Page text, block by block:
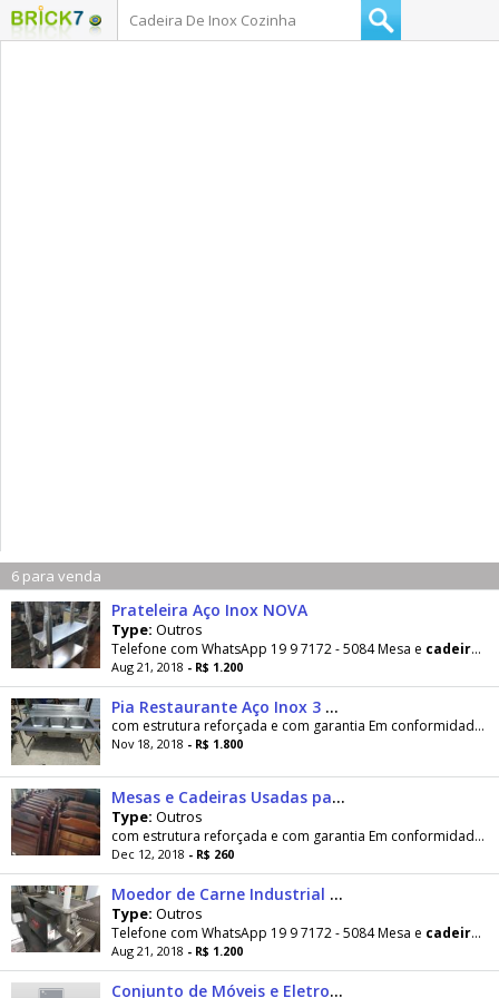
6 para venda
Prateleira Aço Inox NOVA
Type: Outros
Telefone com WhatsApp 19 9 7172 - 5084 Mesa e cadeiras
Aug 21, 2018 - R$ 1.200
Pia Restaurante Aço Inox 3 Cubas
com estrutura reforçada e com garantia Em conformidade com Supermercados, Açougues, Restaurantes,
Nov 18, 2018 - R$ 1.800
Mesas e Cadeiras Usadas para bares e restaurantes / Abrir e fechar
Type: Outros
com estrutura reforçada e com garantia Em conformidade com Supermercados, Açougues, Restaurantes,
Dec 12, 2018 - R$ 260
Moedor de Carne Industrial Caf
Type: Outros
Telefone com WhatsApp 19 9 7172 - 5084 Mesa e cadeiras
Aug 21, 2018 - R$ 1.200
Conjunto de Móveis e Eletrodomésticos